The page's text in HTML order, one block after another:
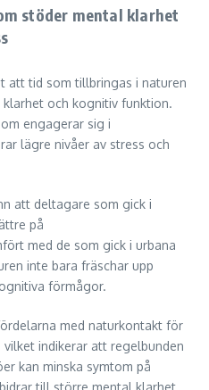
stöder mental klarhet
att tid som tillbringas i naturen
och kognitiv funktion.
engagerar sig i
lägre nivåer av stress och
att deltagare som gick i
på
med de som gick i urbana
inte bara fräschar upp
förmågor.
med naturkontakt för
indikerar att regelbunden
kan minska symtom på
till större mental klarhet